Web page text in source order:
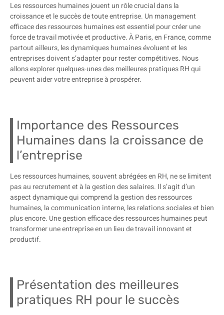
Les ressources humaines jouent un rôle crucial dans la
croissance et le succès de toute entreprise. Un management
efficace des ressources humaines est essentiel pour créer une
force de travail motivée et productive. À Paris, en France, comme
partout ailleurs, les dynamiques humaines évoluent et les
entreprises doivent s’adapter pour rester compétitives. Nous
allons explorer quelques-unes des meilleures pratiques RH qui
peuvent aider votre entreprise à prospérer.
Importance des Ressources
Humaines dans la croissance de
l’entreprise
Les ressources humaines, souvent abrégées en RH, ne se limitent
pas au recrutement et à la gestion des salaires. Il s’agit d’un
aspect dynamique qui comprend la gestion des ressources
humaines, la communication interne, les relations sociales et bien
plus encore. Une gestion efficace des ressources humaines peut
transformer une entreprise en un lieu de travail innovant et
productif.
Présentation des meilleures
pratiques RH pour le succès